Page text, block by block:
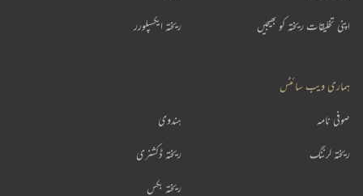
اپنی تخلیقات ریختہ کو بھیجیں ریختہ ایکسپلورر
ہماری ویب سائٹس
ہندوی صوفی نامہ
ریختہ ڈکشنری ریختہ لرننگ
ریختہ بکس